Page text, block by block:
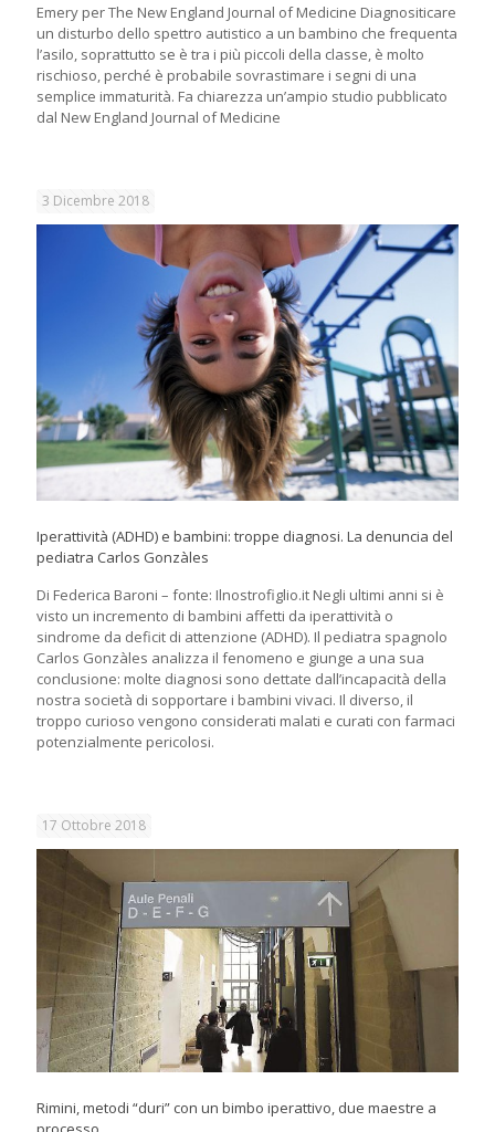
Emery per The New England Journal of Medicine Diagnositicare
un disturbo dello spettro autistico a un bambino che frequenta
l’asilo, soprattutto se è tra i più piccoli della classe, è molto
rischioso, perché è probabile sovrastimare i segni di una
semplice immaturità. Fa chiarezza un’ampio studio pubblicato
dal New England Journal of Medicine
3 Dicembre 2018
Iperattività (ADHD) e bambini: troppe diagnosi. La denuncia del
pediatra Carlos Gonzàles
Di Federica Baroni – fonte: Ilnostrofiglio.it Negli ultimi anni si è
visto un incremento di bambini affetti da iperattività o
sindrome da deficit di attenzione (ADHD). Il pediatra spagnolo
Carlos Gonzàles analizza il fenomeno e giunge a una sua
conclusione: molte diagnosi sono dettate dall’incapacità della
nostra società di sopportare i bambini vivaci. Il diverso, il
troppo curioso vengono considerati malati e curati con farmaci
potenzialmente pericolosi.
17 Ottobre 2018
Rimini, metodi “duri” con un bimbo iperattivo, due maestre a